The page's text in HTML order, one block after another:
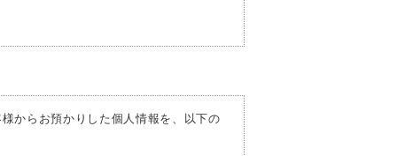
からお預かりした個人情報を、以下の